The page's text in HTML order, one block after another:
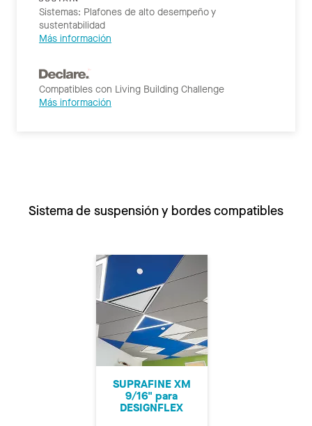
Sistemas: Plafones de alto desempeño y
sustentabilidad
Más información
Compatibles con Living Building Challenge
Más información
Sistema de suspensión y bordes compatibles
SUPRAFINE XM
9/16" para
DESIGNFLEX